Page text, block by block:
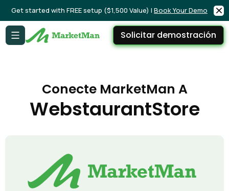
Get started with FREE setup ($1,500 Value) | Book Your Demo
Solicitar demostración
Conecte MarketMan A
WebstaurantStore